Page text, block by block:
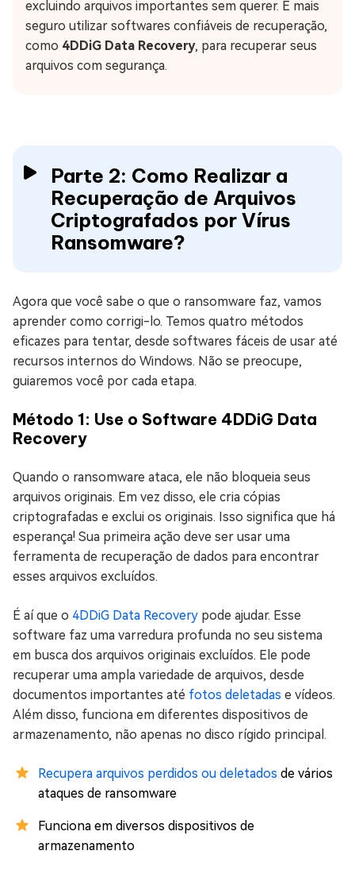
excluindo arquivos importantes sem querer. É mais
seguro utilizar softwares confiáveis de recuperação,
como 4DDiG Data Recovery, para recuperar seus
arquivos com segurança.
Parte 2: Como Realizar a
Recuperação de Arquivos
Criptografados por Vírus
Ransomware?
Agora que você sabe o que o ransomware faz, vamos
aprender como corrigi-lo. Temos quatro métodos
eficazes para tentar, desde softwares fáceis de usar até
recursos internos do Windows. Não se preocupe,
guiaremos você por cada etapa.
Método 1: Use o Software 4DDiG Data
Recovery
Quando o ransomware ataca, ele não bloqueia seus
arquivos originais. Em vez disso, ele cria cópias
criptografadas e exclui os originais. Isso significa que há
esperança! Sua primeira ação deve ser usar uma
ferramenta de recuperação de dados para encontrar
esses arquivos excluídos.
É aí que o 4DDiG Data Recovery pode ajudar. Esse
software faz uma varredura profunda no seu sistema
em busca dos arquivos originais excluídos. Ele pode
recuperar uma ampla variedade de arquivos, desde
documentos importantes até fotos deletadas e vídeos.
Além disso, funciona em diferentes dispositivos de
armazenamento, não apenas no disco rígido principal.
Recupera arquivos perdidos ou deletados de vários
ataques de ransomware
Funciona em diversos dispositivos de
armazenamento